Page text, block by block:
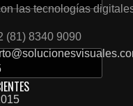
las tecnologías
(81) 8340 9090